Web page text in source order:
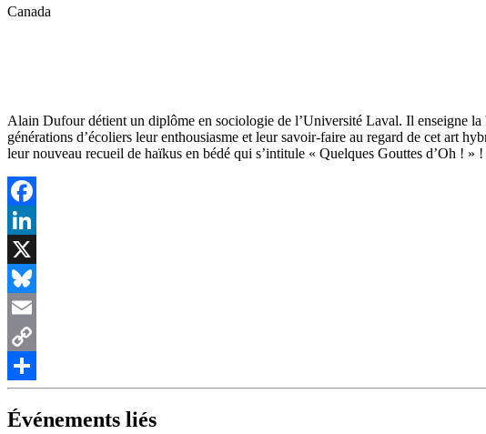
Canada
Alain Dufour détient un diplôme en sociologie de l’Université Laval. Il enseigne la
générations d’écoliers leur enthousiasme et leur savoir-faire au regard de cet art
leur nouveau recueil de haïkus en bédé qui s’intitule « Quelques Gouttes d’Oh ! » !
Facebook
LinkedIn
X
Bluesky
Email
Copy
Link
Share
Événements liés